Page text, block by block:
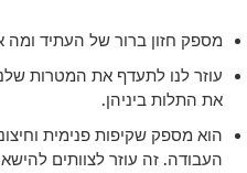
מספק חזון ברור של העתיד ומה
עוזר לנו לתעדף את המטרות
את התלות ביניהן.
הוא מספק שקיפות פנימית
העבודה. זה עוזר לצוותים